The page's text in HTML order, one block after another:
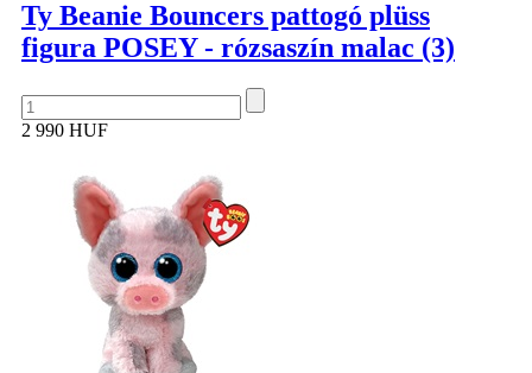
Ty Beanie Bouncers pattogó plüss
figura POSEY - rózsaszín malac (3)
2 990 HUF